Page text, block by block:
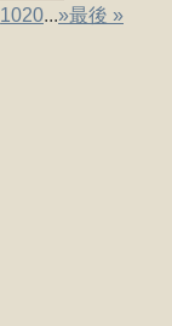
1020...»最後 »